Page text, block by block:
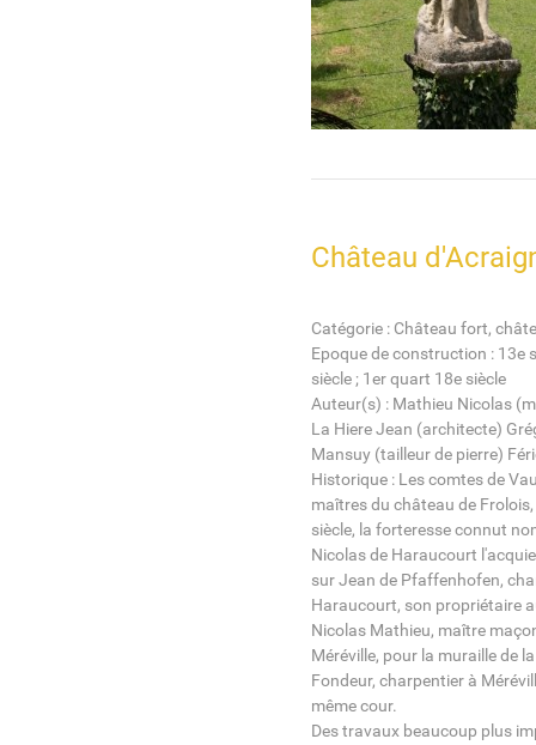
Château
Catégorie : Château fort,
Epoque de construction : 13e
siècle ; 1er quart 18e siècle
Auteur(s) : Mathieu Nicolas
La Hiere Jean (architecte)
Mansuy (tailleur de pierre)
Historique : Les comtes de
maîtres du château de
siècle, la forteresse connut
Nicolas de Haraucourt
sur Jean de Pfaffenhofen,
Haraucourt, son propriétaire
Nicolas Mathieu, maître
Méréville, pour la muraille de
Fondeur, charpentier à
même cour.
Des travaux beaucoup plus